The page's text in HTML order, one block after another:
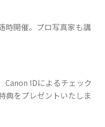
時開催。プロ写真家も講
Canon IDによるチェック
典をプレゼントいたしま